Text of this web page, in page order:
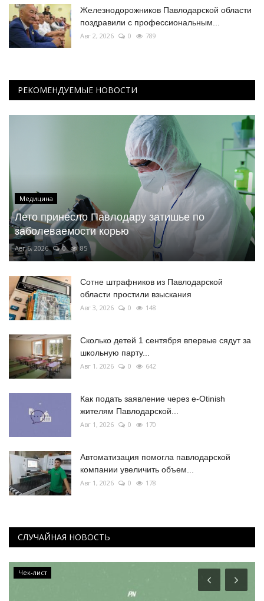
Железнодорожников Павлодарской области
поздравили с профессиональным...
Авг 2, 2026 0 789
РЕКОМЕНДУЕМЫЕ НОВОСТИ
Медицина
Лето принесло Павлодару затишье по
заболеваемости корью
Авг 6, 2026 0 85
Сотне штрафников из Павлодарской
области простили взыскания
Авг 3, 2026 0 148
Сколько детей 1 сентября впервые сядут за
школьную парту...
Авг 1, 2026 0 642
Как подать заявление через e-Otinish
жителям Павлодарской...
Авг 1, 2026 0 170
Автоматизация помогла павлодарской
компании увеличить объем...
Авг 1, 2026 0 178
СЛУЧАЙНАЯ НОВОСТЬ
Чек-лист